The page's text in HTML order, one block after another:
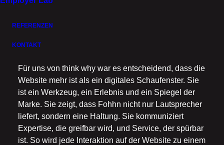
REFERENZEN
KONTAKT
überfordert. Alles ist klar strukturiert, intuitiv
hohen Anspruch der Marke transportieren.
Für uns von think why war es entscheidend, dass die
Website mehr ist als ein digitales Schaufenster. Sie
ist ein Werkzeug, ein Erlebnis und ein Spiegel der
Marke. Sie zeigt, dass Fohhn nicht nur Lautsprecher
liefert, sondern eine Haltung. Sie kommuniziert
Expertise, die greifbar wird, und Service, der spürbar
ist. So wird jede Interaktion auf der Website zu einem